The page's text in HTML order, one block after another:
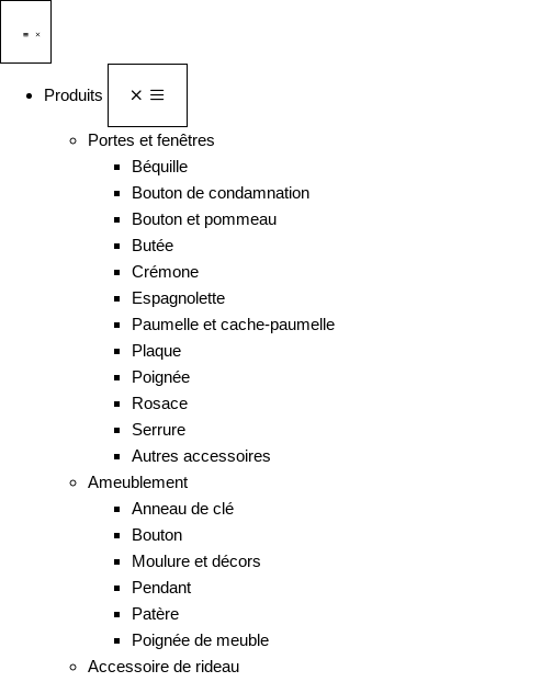
Produits
Portes et fenêtres
Béquille
Bouton de condamnation
Bouton et pommeau
Butée
Crémone
Espagnolette
Paumelle et cache-paumelle
Plaque
Poignée
Rosace
Serrure
Autres accessoires
Ameublement
Anneau de clé
Bouton
Moulure et décors
Pendant
Patère
Poignée de meuble
Accessoire de rideau